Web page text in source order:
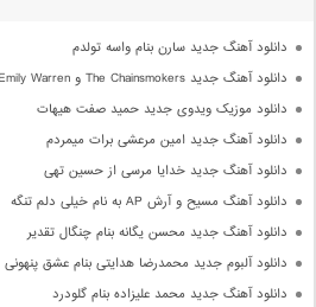
دانلود آهنگ جدید سارن بنام واسه تولدم
دانلود آهنگ جدید The Chainsmokers و Emily Warren بنام Side Effects
دانلود موزیک ویدوی جدید حمید صفت هیهات
دانلود آهنگ جدید امین مرعشی برات میمردم
دانلود آهنگ جدید خدایا مرسی از حسین تهی
دانلود آهنگ مسیح و آرش AP به نام خیلی دلم تنگه
دانلود آهنگ جدید محسن یگانه بنام چنگال تقدیر
دانلود آلبوم جدید محمدرضا هدایتی بنام عشق پنهونی
دانلود آهنگ جدید محمد علیزاده بنام گلودرد